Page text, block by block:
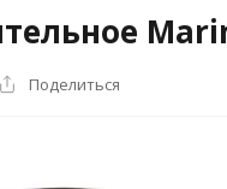
Поделиться